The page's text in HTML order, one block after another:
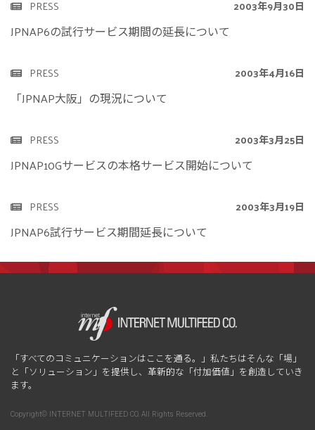
PRESS 2003年9月30日
JPNAP6の試行サービス期間の延長について
PRESS 2003年4月16日
「JPNAP大阪」の現況について
PRESS 2003年3月25日
JPNAP10Gサービスの本格サービス開始について
PRESS 2003年3月19日
JPNAP6試行サービス期間延長について
「すべてのコミュニケーションはここを通る。」私たちはそんな「場」
と「ソリューション」を提供し、革新的な「付加価値」を創造していき
ます。
Copyright© INTERNET MULTIFEED CO. All Rights Reserved.